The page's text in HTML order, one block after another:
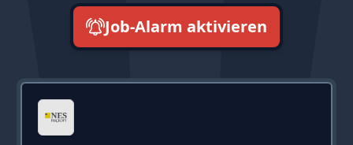
Job-Alarm aktivieren